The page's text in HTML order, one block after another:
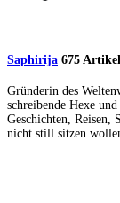
Saphirija 675 Artikel
Gründerin des
schreibende Hexe
Geschichten, Reisen,
nicht still sitzen